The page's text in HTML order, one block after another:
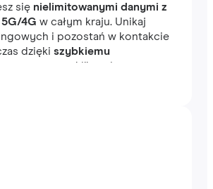
się nielimitowanymi danymi z
4G w całym kraju. Unikaj
i pozostań w kontakcie
dzięki szybkiemu
, gotowemu w kilka minut za